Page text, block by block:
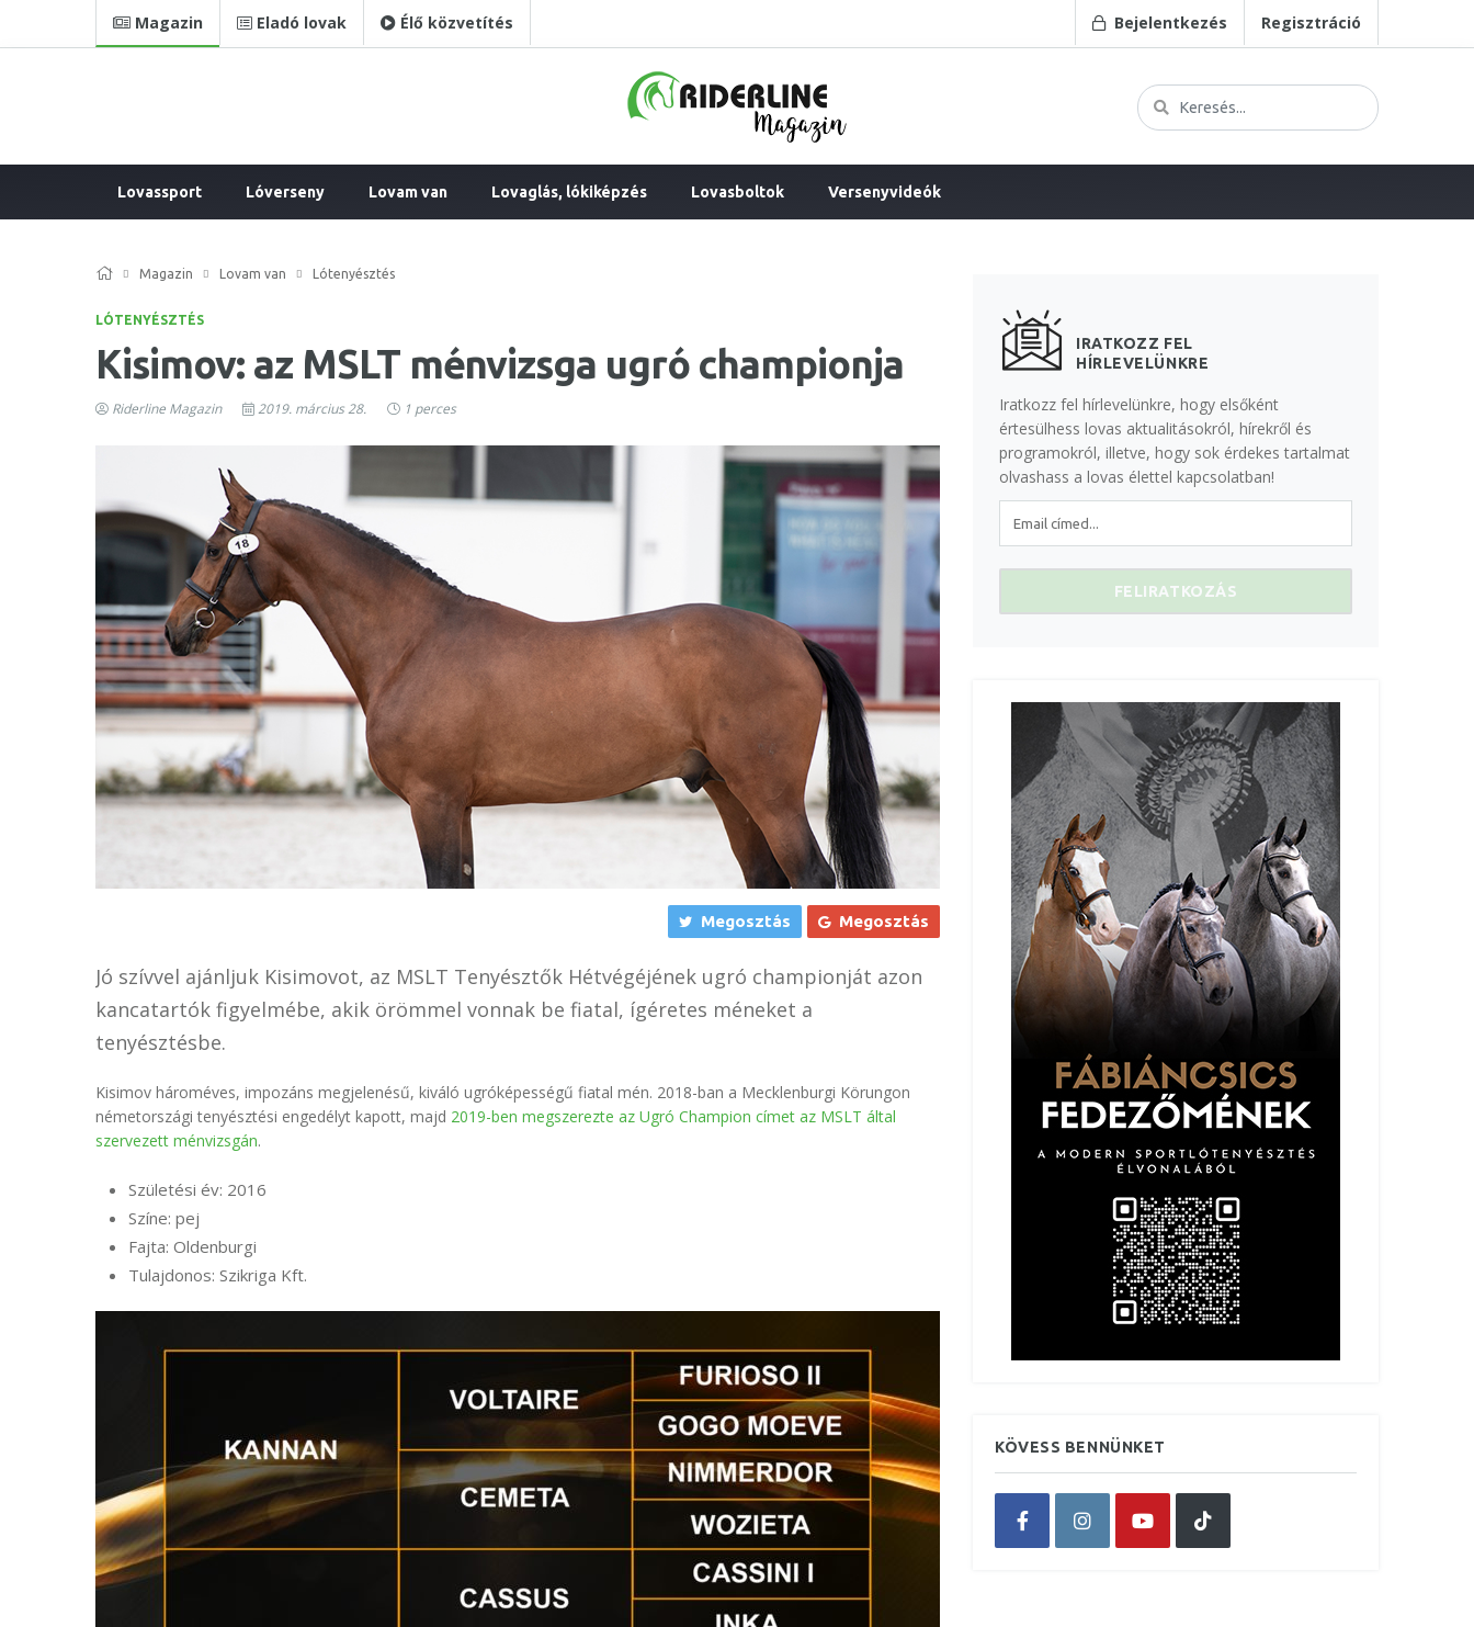
Magazin Eladó lovak Élő közvetítés Bejelentkezés Regisztráció
Lovassport Lóverseny Lovam van Lovaglás, lókiképzés Lovasboltok Versenyvideók
Magazin Lovam van Lótenyésztés
LÓTENYÉSZTÉS
Kisimov: az MSLT ménvizsga ugró championja
Riderline Magazin 2019. március 28. 1 perces
Megosztás Megosztás
Jó szívvel ajánljuk Kisimovot, az MSLT Tenyésztők Hétvégéjének ugró championját azon
kancatartók figyelmébe, akik örömmel vonnak be fiatal, ígéretes méneket a
tenyésztésbe.
Kisimov hároméves, impozáns megjelenésű, kiváló ugróképességű fiatal mén. 2018-ban a Mecklenburgi Körungon
németországi tenyésztési engedélyt kapott, majd 2019-ben megszerezte az Ugró Champion címet az MSLT által
szervezett ménvizsgán.
Születési év: 2016
Színe: pej
Fajta: Oldenburgi
Tulajdonos: Szikriga Kft.
IRATKOZZ FEL
HÍRLEVELÜNKRE
Iratkozz fel hírlevelünkre, hogy elsőként
értesülhess lovas aktualitásokról, hírekről és
programokról, illetve, hogy sok érdekes tartalmat
olvashass a lovas élettel kapcsolatban!
KÖVESS BENNÜNKET